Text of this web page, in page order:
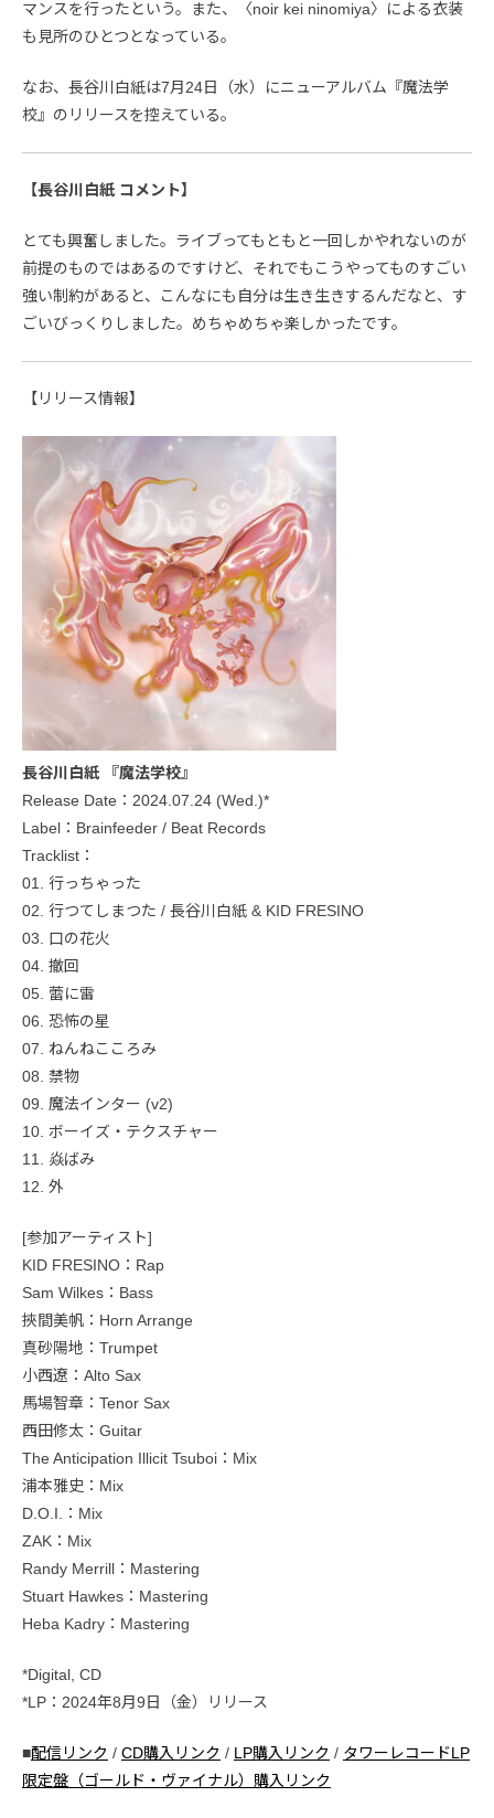
マンスを行ったという。また、〈noir kei ninomiya〉による衣装
も見所のひとつとなっている。
なお、長谷川白紙は7月24日（水）にニューアルバム『魔法学
校』のリリースを控えている。
【長谷川白紙 コメント】
とても興奮しました。ライブってもともと一回しかやれないのが
前提のものではあるのですけど、それでもこうやってものすごい
強い制約があると、こんなにも自分は生き生きするんだなと、す
ごいびっくりしました。めちゃめちゃ楽しかったです。
【リリース情報】
長谷川白紙 『魔法学校』
Release Date：2024.07.24 (Wed.)*
Label：Brainfeeder / Beat Records
Tracklist：
01. 行っちゃった
02. 行つてしまつた / 長谷川白紙 & KID FRESINO
03. 口の花火
04. 撤回
05. 蕾に雷
06. 恐怖の星
07. ねんねこころみ
08. 禁物
09. 魔法インター (v2)
10. ボーイズ・テクスチャー
11. 焱ばみ
12. 外
[参加アーティスト]
KID FRESINO：Rap
Sam Wilkes：Bass
挾間美帆：Horn Arrange
真砂陽地：Trumpet
小西遼：Alto Sax
馬場智章：Tenor Sax
西田修太：Guitar
The Anticipation Illicit Tsuboi：Mix
浦本雅史：Mix
D.O.I.：Mix
ZAK：Mix
Randy Merrill：Mastering
Stuart Hawkes：Mastering
Heba Kadry：Mastering
*Digital, CD
*LP：2024年8月9日（金）リリース
■配信リンク / CD購入リンク / LP購入リンク / タワーレコードLP
限定盤（ゴールド・ヴァイナル）購入リンク